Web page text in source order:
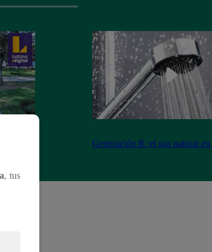
Generación R: el gas natural
, tus